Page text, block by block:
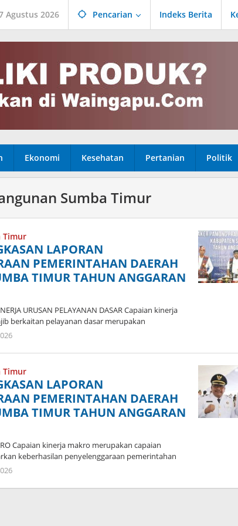
Agustus 2026 Pencarian Indeks Berita
Ekonomi Kesehatan Pertanian Politik
Sumba Timur
Timur
LAPORAN
PEMERINTAHAN DAERAH
TIMUR TAHUN ANGGARAN
URUSAN PELAYANAN DASAR Capaian kinerja
berkaitan pelayanan dasar merupakan
Timur
LAPORAN
PEMERINTAHAN DAERAH
TIMUR TAHUN ANGGARAN
Capaian kinerja makro merupakan capaian
keberhasilan penyelenggaraan pemerintahan